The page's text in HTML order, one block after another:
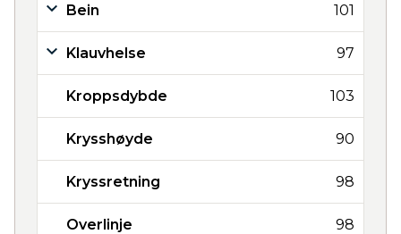
Bein 101
Klauvhelse 97
Kroppsdybde 103
Krysshøyde 90
Kryssretning 98
Overlinje 98